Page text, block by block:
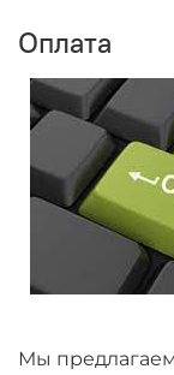
Оплата
Мы